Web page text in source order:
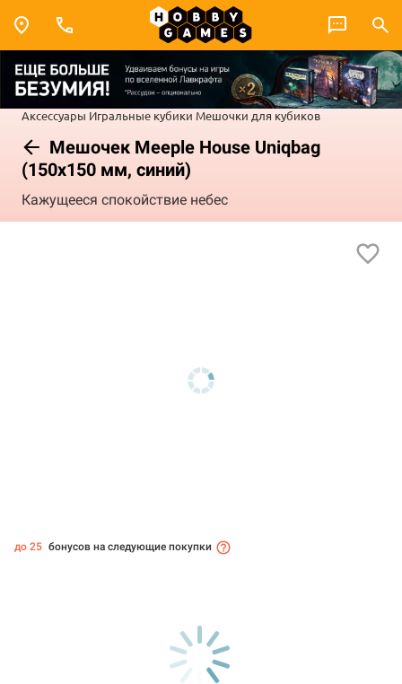
Аксессуары Игральные кубики Мешочки для кубиков
Мешочек Meeple House Uniqbag
(150x150 мм, синий)
Кажущееся спокойствие небес
до 25 бонусов на следующие покупки